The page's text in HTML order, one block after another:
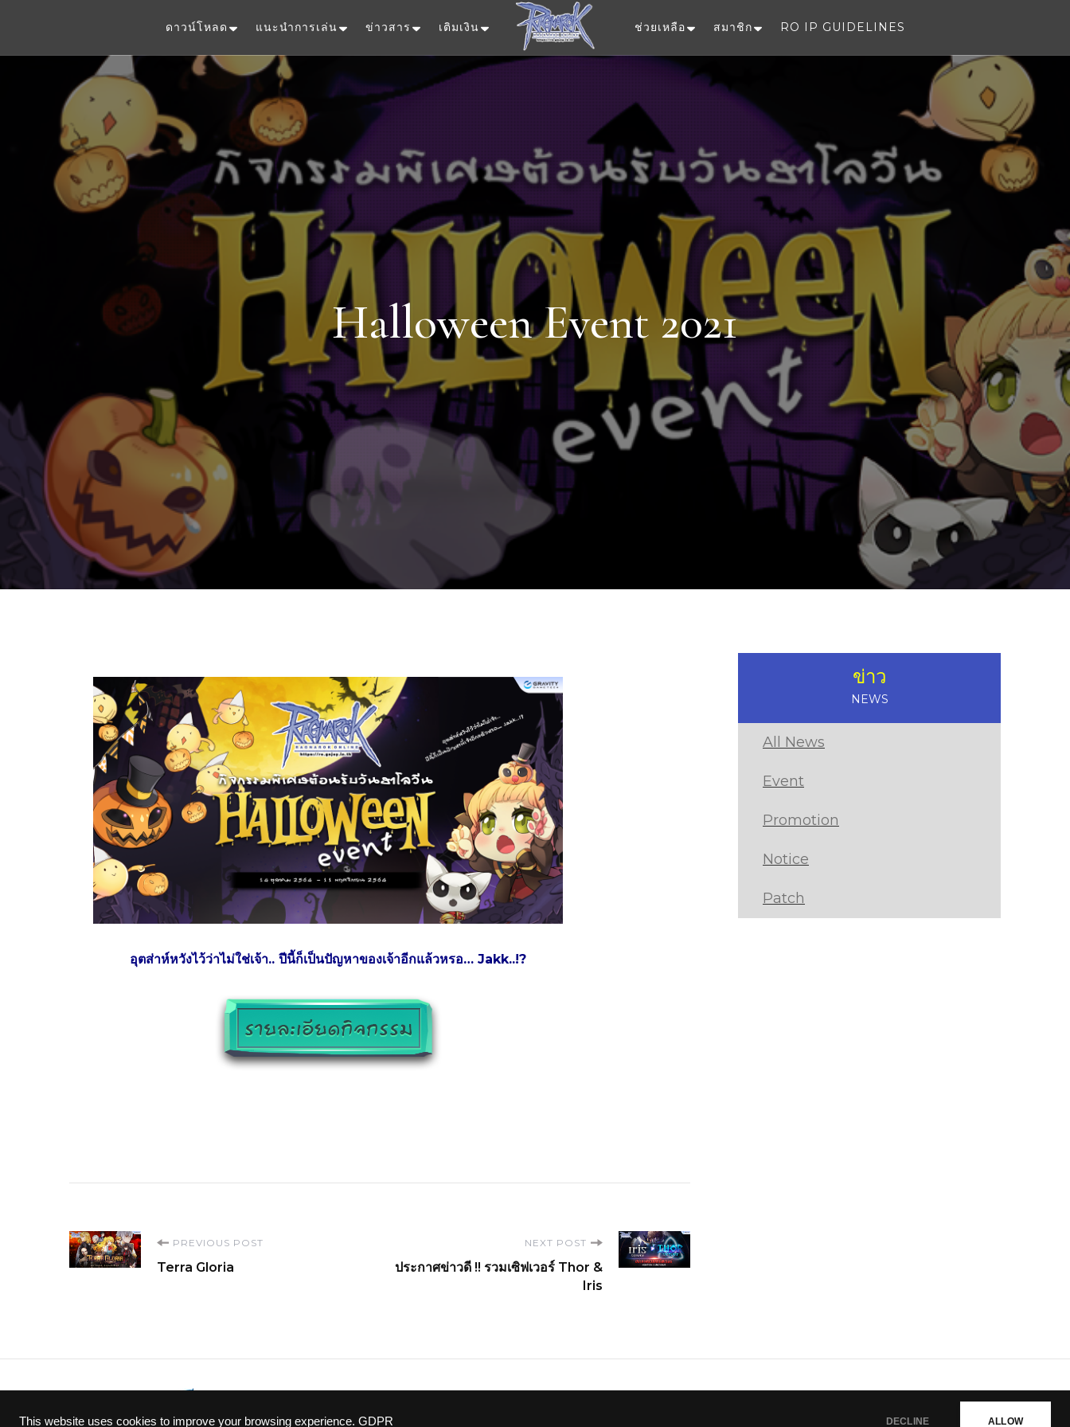
This website uses cookies to improve your browsing experience. GDPR DECLINE ALLOW
ดาวน์โหลด แนะนำการเล่น ข่าวสาร เติมเงิน
Ragnarok Online
ช่วยเหลือ สมาชิก RO IP GUIDELINES
Halloween Event 2021
อุตส่าห์หวังไว้ว่าไม่ใช่เจ้า.. ปีนี้ก็เป็นปัญหาของเจ้าอีกแล้วหรอ… Jakk..!?
Post
PREVIOUS POST
Terra Gloria
NEXT POST
ประกาศข่าวดี !! รวมเซิฟเวอร์ Thor &
Iris
ข่าว
NEWS
All News
Event
Promotion
Notice
Patch
© Gravity Co.,Ltd. & Lee MyoungJin(studio DTDS). All Rights Reserved. Published Gravity Game Tech Co.,Ltd.